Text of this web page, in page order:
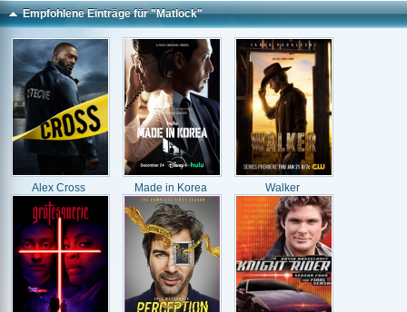
Empfohlene Einträge für "Matlock"
Alex Cross Made in Korea Walker